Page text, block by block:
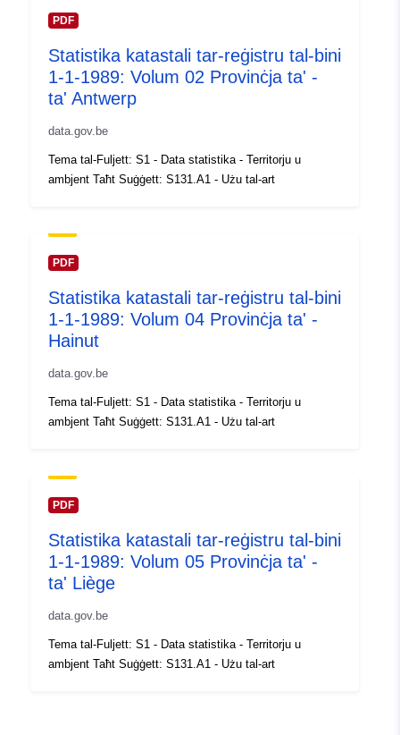
https://statbel.fgov.be/nl
Reġistru tal-
Katalgu:
Identifikaturi:
uriRef:
Kopertura
PDF
Statistika katastali tar-reġistru tal-bini
1-1-1989: Volum 02 Provinċja ta' -
ta' Antwerp
data.gov.be
Tema tal-Fuljett: S1 - Data statistika - Territorju u
ambjent Taħt Suġġett: S131.A1 - Użu tal-art
PDF
Statistika katastali tar-reġistru tal-bini
1-1-1989: Volum 04 Provinċja ta' -
Hainut
data.gov.be
Tema tal-Fuljett: S1 - Data statistika - Territorju u
ambjent Taħt Suġġett: S131.A1 - Użu tal-art
PDF
Statistika katastali tar-reġistru tal-bini
1-1-1989: Volum 05 Provinċja ta' -
ta' Liège
data.gov.be
Tema tal-Fuljett: S1 - Data statistika - Territorju u
ambjent Taħt Suġġett: S131.A1 - Użu tal-art